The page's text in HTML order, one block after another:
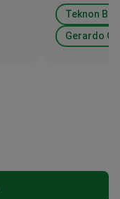
Teknon
Gerardo